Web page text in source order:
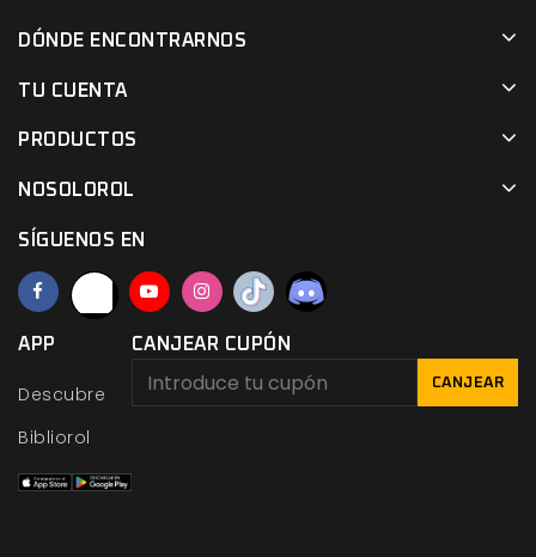
DÓNDE ENCONTRARNOS
TU CUENTA
PRODUCTOS
NOSOLOROL
SÍGUENOS EN
APP
Descubre
Bibliorol
CANJEAR CUPÓN
CANJEAR